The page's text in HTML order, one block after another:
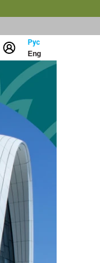
Рус
Eng